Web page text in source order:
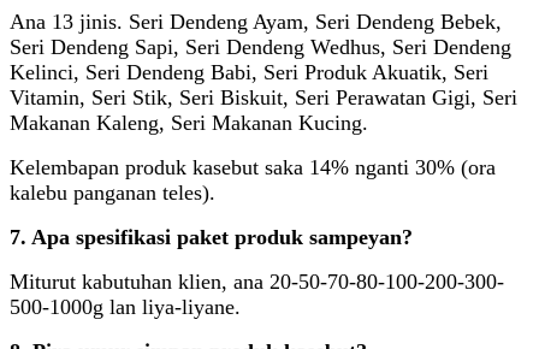
Ana 13 jinis. Seri Dendeng Ayam, Seri Dendeng Bebek,
Seri Dendeng Sapi, Seri Dendeng Wedhus, Seri Dendeng
Kelinci, Seri Dendeng Babi, Seri Produk Akuatik, Seri
Vitamin, Seri Stik, Seri Biskuit, Seri Perawatan Gigi, Seri
Makanan Kaleng, Seri Makanan Kucing.
Kelembapan produk kasebut saka 14% nganti 30% (ora
kalebu panganan teles).
7. Apa spesifikasi paket produk sampeyan?
Miturut kabutuhan klien, ana 20-50-70-80-100-200-300-
500-1000g lan liya-liyane.